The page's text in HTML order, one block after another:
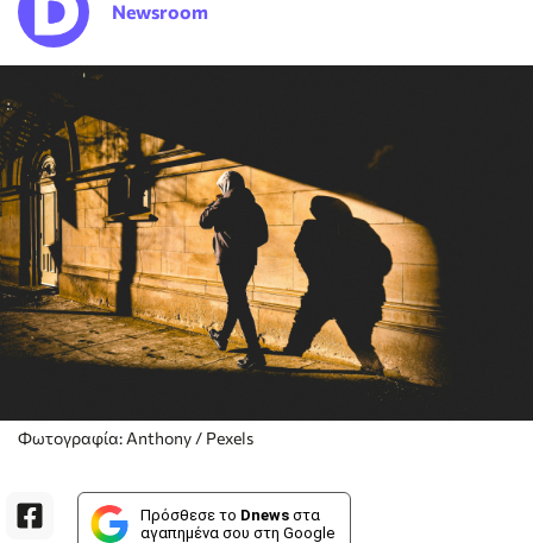
Newsroom
Φωτογραφία: Anthony / Pexels
Πρόσθεσε το Dnews στα
αγαπημένα σου στη Google